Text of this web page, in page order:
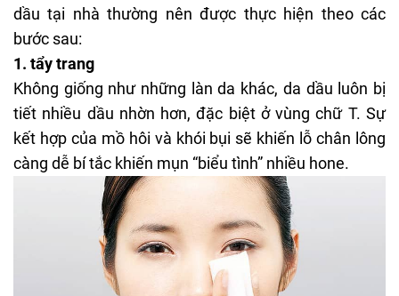
dầu tại nhà thường nên được thực hiện theo các
bước sau:
1. tẩy trang
Không giống như những làn da khác, da dầu luôn bị
tiết nhiều dầu nhờn hơn, đặc biệt ở vùng chữ T. Sự
kết hợp của mồ hôi và khói bụi sẽ khiến lỗ chân lông
càng dễ bí tắc khiến mụn “biểu tình” nhiều hone.